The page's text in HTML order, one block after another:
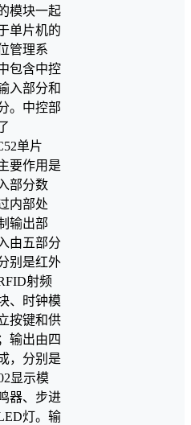
模块一起
单片机的
管理系
包含中控
入部分和
。中控部
单片
要作用是
部分数
内部处
输出部
由五部分
别是红外
射频
、时钟模
按键和供
输出由四
，分别是
显示模
器、步进
灯。输